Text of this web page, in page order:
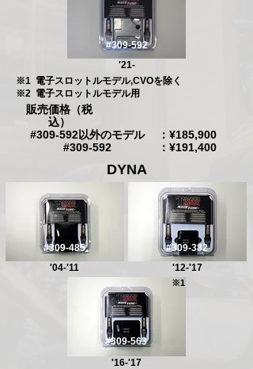
#309-592
'21-
​※1 ​電子スロットルモデル,CVOを除く
​※2 電子スロットルモデル用
販売価格（税
込）
#309-592以外のモデル
：¥185,900
#309-592
：¥191,400
DYNA
#309-485
'04-'11
#309-382
'12-'17
※1
#309-563
'16-'17